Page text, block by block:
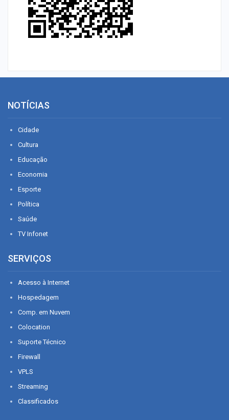
NOTÍCIAS
Cidade
Cultura
Educação
Economia
Esporte
Política
Saúde
TV Infonet
SERVIÇOS
Acesso à Internet
Hospedagem
Comp. em Nuvem
Colocation
Suporte Técnico
Firewall
VPLS
Streaming
Classificados